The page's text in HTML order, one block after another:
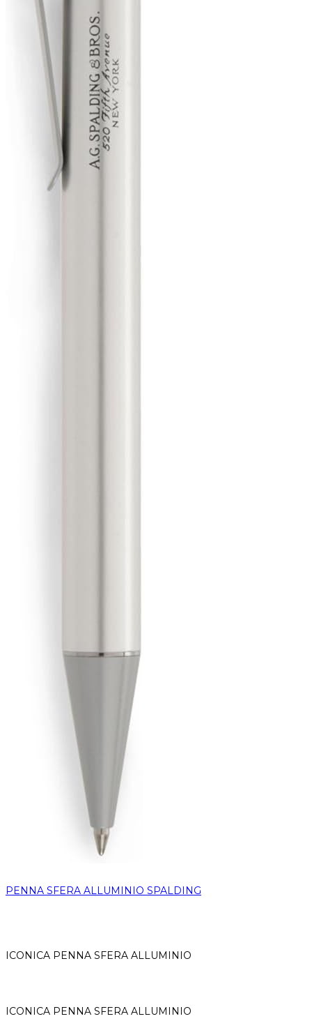
PENNA SFERA ALLUMINIO SPALDING
ICONICA PENNA SFERA ALLUMINIO
ICONICA PENNA SFERA ALLUMINIO